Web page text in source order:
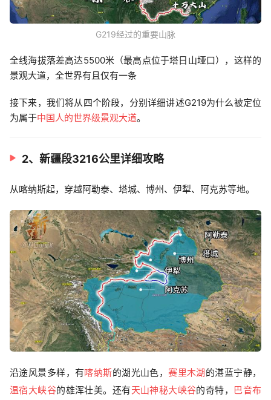
G219经过的重要山脉
全线海拔落差高达5500米（最高点位于塔日山垭口），这样的
景观大道，全世界有且仅有一条
接下来，我们将从四个阶段，分别详细讲述G219为什么被定位
为属于中国人的世界级景观大道。
2、新疆段3216公里详细攻略
从喀纳斯起，穿越阿勒泰、塔城、博州、伊犁、阿克苏等地。
沿途风景多样，有喀纳斯的湖光山色， 赛里木湖的湛蓝宁静，
温宿大峡谷的雄浑壮美。还有天山神秘大峡谷的奇特， 巴音布